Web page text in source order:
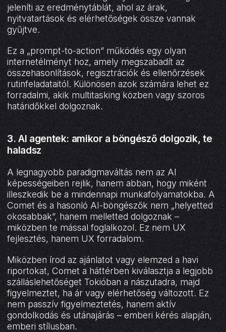
jeleníti az eredménytáblát, ahol az árak,
nyitvatartások és elérhetőségek össze vannak
gyűjtve.
Ez a „prompt-to-action” működés egy olyan
internetélményt hoz, amely megszabadít az
összehasonlítások, regisztrációk és ellenőrzések
rutinfeladataitól. Különösen azok számára lehet ez
forradalmi, akik multitasking közben vagy szoros
határidőkkel dolgoznak.
3. AI agentek: amikor a böngésző dolgozik, te
haladsz
A legnagyobb paradigmaváltás nem az AI
képességeiben rejlik, hanem abban, hogy miként
illeszkedik be a mindennapi munkafolyamatokba. A
Comet és a hasonló AI-böngészők nem „helyetted
okosabbak”, hanem melletted dolgoznak –
miközben te mással foglalkozol. Ez nem UX
fejlesztés, hanem UX forradalom.
Miközben írod az ajánlatot vagy elemzed a havi
riportokat, Comet a háttérben kiválasztja a legjobb
szálláslehetőséget Tokióban a nászutadra, majd
figyelmeztet, ha ár vagy elérhetőség változott. Ez
nem passzív figyelmeztetés, hanem aktív
gondolkodás és utánajárás – emberi kérés alapján,
emberi stílusban.